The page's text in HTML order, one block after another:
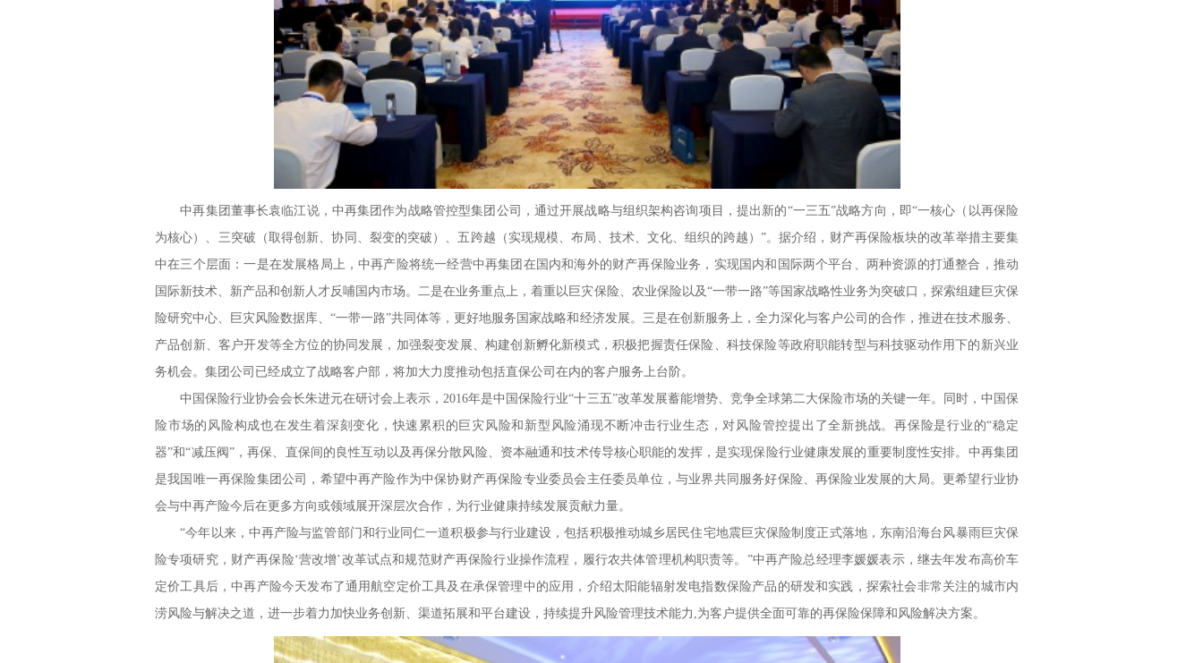
中再集团董事长袁临江说，中再集团作为战略管控型集团公司，通过开展战略与组织架构咨询项目，提出新的“一三五”战略方向，即“一核心（以再保险
为核心）、三突破（取得创新、协同、裂变的突破）、五跨越（实现规模、布局、技术、文化、组织的跨越）”。据介绍，财产再保险板块的改革举措主要集
中在三个层面：一是在发展格局上，中再产险将统一经营中再集团在国内和海外的财产再保险业务，实现国内和国际两个平台、两种资源的打通整合，推动
国际新技术、新产品和创新人才反哺国内市场。二是在业务重点上，着重以巨灾保险、农业保险以及“一带一路”等国家战略性业务为突破口，探索组建巨灾保
险研究中心、巨灾风险数据库、“一带一路”共同体等，更好地服务国家战略和经济发展。三是在创新服务上，全力深化与客户公司的合作，推进在技术服务、
产品创新、客户开发等全方位的协同发展，加强裂变发展、构建创新孵化新模式，积极把握责任保险、科技保险等政府职能转型与科技驱动作用下的新兴业
务机会。集团公司已经成立了战略客户部，将加大力度推动包括直保公司在内的客户服务上台阶。
中国保险行业协会会长朱进元在研讨会上表示，2016年是中国保险行业“十三五”改革发展蓄能增势、竞争全球第二大保险市场的关键一年。同时，中国保
险市场的风险构成也在发生着深刻变化，快速累积的巨灾风险和新型风险涌现不断冲击行业生态，对风险管控提出了全新挑战。再保险是行业的“稳定
器”和“减压阀”，再保、直保间的良性互动以及再保分散风险、资本融通和技术传导核心职能的发挥，是实现保险行业健康发展的重要制度性安排。中再集团
是我国唯一再保险集团公司，希望中再产险作为中保协财产再保险专业委员会主任委员单位，与业界共同服务好保险、再保险业发展的大局。更希望行业协
会与中再产险今后在更多方向或领域展开深层次合作，为行业健康持续发展贡献力量。
“今年以来，中再产险与监管部门和行业同仁一道积极参与行业建设，包括积极推动城乡居民住宅地震巨灾保险制度正式落地，东南沿海台风暴雨巨灾保
险专项研究，财产再保险‘营改增’改革试点和规范财产再保险行业操作流程，履行农共体管理机构职责等。”中再产险总经理李媛媛表示，继去年发布高价车
定价工具后，中再产险今天发布了通用航空定价工具及在承保管理中的应用，介绍太阳能辐射发电指数保险产品的研发和实践，探索社会非常关注的城市内
涝风险与解决之道，进一步着力加快业务创新、渠道拓展和平台建设，持续提升风险管理技术能力,为客户提供全面可靠的再保险保障和风险解决方案。